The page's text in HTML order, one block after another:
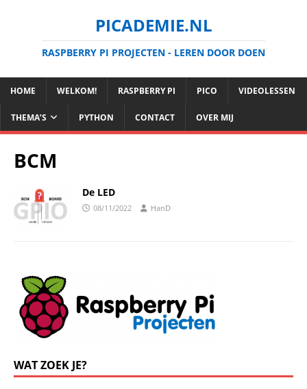
PICADEMIE.NL
RASPBERRY PI PROJECTEN - LEREN DOOR DOEN
HOME WELKOM! RASPBERRY PI PICO VIDEOLESSEN
THEMA’S PYTHON CONTACT OVER MIJ
BCM
De LED
08/11/2022 HanD
WAT ZOEK JE?